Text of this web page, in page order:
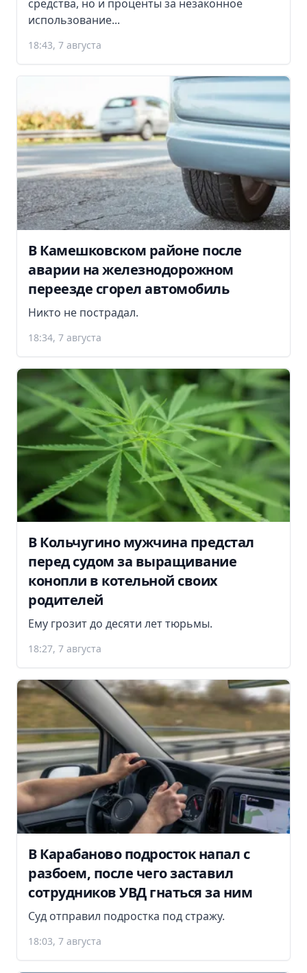
средства, но и проценты за незаконное
использование...
18:43, 7 августа
В Камешковском районе после
аварии на железнодорожном
переезде сгорел автомобиль
Никто не пострадал.
18:34, 7 августа
В Кольчугино мужчина предстал
перед судом за выращивание
конопли в котельной своих
родителей
Ему грозит до десяти лет тюрьмы.
18:27, 7 августа
В Карабаново подросток напал с
разбоем, после чего заставил
сотрудников УВД гнаться за ним
Суд отправил подростка под стражу.
18:03, 7 августа